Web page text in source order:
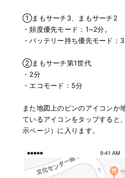
①まもサーチ3、まもサーチ2
・頻度優先モード：1~2分。
・バッテリー持ち優先モード：
②まもサーチ第1世代
・2分
・エコモード：5分
また地図上のピンのアイコンか
ているアイコンをタップすると
示ページ）に入ります。